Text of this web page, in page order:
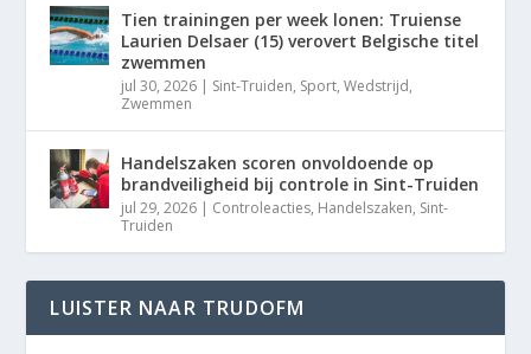
Tien trainingen per week lonen: Truiense
Laurien Delsaer (15) verovert Belgische titel
zwemmen
jul 30, 2026 | Sint-Truiden, Sport,Wedstrijd,
Zwemmen
Handelszaken scoren onvoldoende op
brandveiligheid bij controle in Sint-Truiden
jul 29, 2026 | Controleacties, Handelszaken, Sint-
Truiden
LUISTER NAAR TRUDOFM